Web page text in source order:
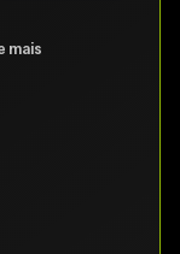
mais